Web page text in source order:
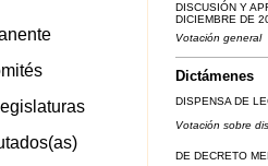
DISCUSIÓN Y
DICIEMBRE DE
Votación general
Dictámenes
DISPENSA DE
Votación sobre
DE DECRETO